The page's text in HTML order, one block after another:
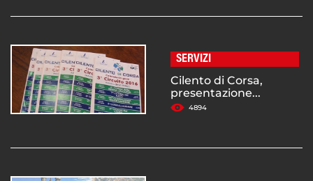
SERVIZI
Cilento di Corsa,
presentazione...
4894